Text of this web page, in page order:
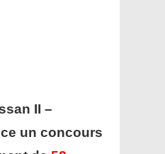
II –
un concours